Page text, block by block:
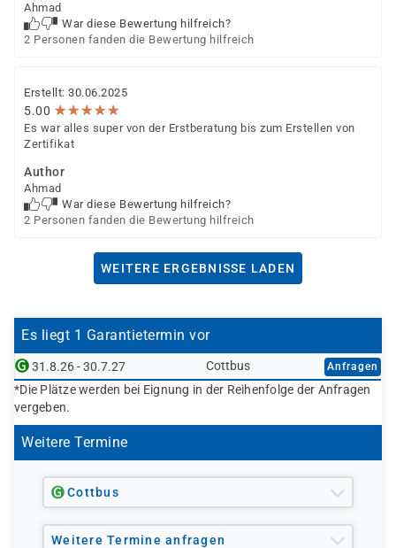
Ahmad
War diese Bewertung hilfreich?
2 Personen fanden die Bewertung hilfreich
Erstellt: 30.06.2025
5.00 ★★★★★
★★★★★
Es war alles super von der Erstberatung bis zum Erstellen von
Zertifikat
Author
Ahmad
War diese Bewertung hilfreich?
2 Personen fanden die Bewertung hilfreich
WEITERE ERGEBNISSE LADEN
Es liegt 1 Garantietermin vor
31.8.26 - 30.7.27 Cottbus Anfragen
*Die Plätze werden bei Eignung in der Reihenfolge der Anfragen
vergeben.
Weitere Termine
Cottbus
Weitere Termine anfragen